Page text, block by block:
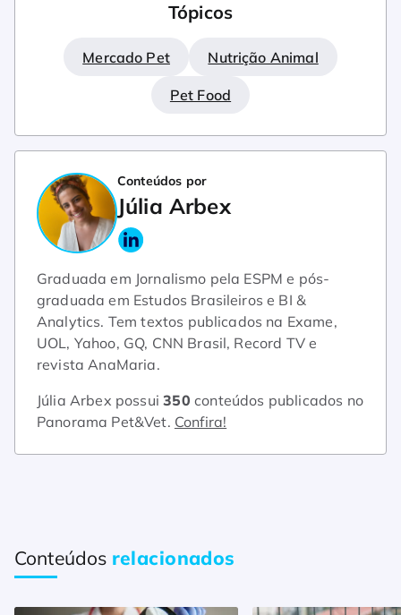
Tópicos
Mercado Pet Nutrição Animal
Pet Food
Conteúdos por
Júlia Arbex
Graduada em Jornalismo pela ESPM e pós-
graduada em Estudos Brasileiros e BI &
Analytics. Tem textos publicados na Exame,
UOL, Yahoo, GQ, CNN Brasil, Record TV e
revista AnaMaria.
Júlia Arbex possui350 conteúdos publicados no
Panorama Pet&Vet. Confira!
Conteúdos relacionados